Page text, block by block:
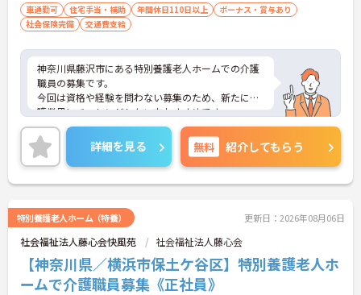
車通勤可 住宅手当・補助 年間休日110日以上
ボーナス・賞与あり
社会保険完備
交通費支給
神奈川県藤沢市にある特別養護老人ホームでの介護
職員の募集です。
今回は資格や経験を問わない募集のため、新たに介
護業界にチャレンジしたい方おすすめです。
休日・休暇制度が充実しているので、ワークライフ
バランスを保ちながら働くことができます。
ご興味のある方には、面接対策ポイントなど、さら
に詳細をお話しいたしますのでお気軽にご相談くだ
さい！
詳細を見る 無料 紹介してもらう
特別養護老人ホーム（特養） 更新日：2026年08月06日
社会福祉法人藤心会快風苑 社会福祉法人藤心会
【神奈川県／横浜市保土ケ谷区】特別養護老人ホ
ームで介護職員募集《正社員》